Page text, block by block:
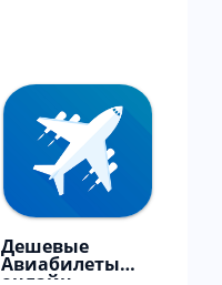
Дешевые
Авиабилеты